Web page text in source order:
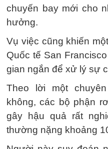
chuyến bay mới cho
hưởng.
Vụ việc cũng khiến
Quốc tế San
gian ngắn để xử lý sự
Theo lời một
không, các bộ phận
gây hậu quả rất
thường nặng khoảng